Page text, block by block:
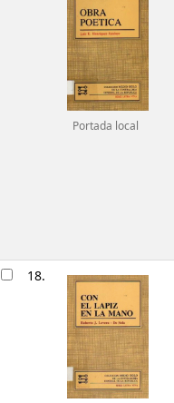
Portada local
18.